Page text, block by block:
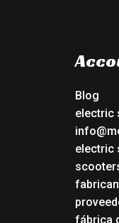
Blog
electric
electric
fábrica